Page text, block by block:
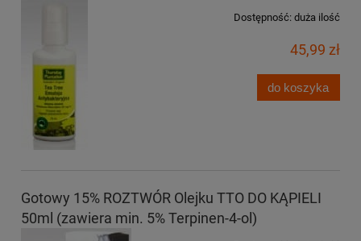
Dostępność: duża ilość
45,99 zł
do koszyka
Gotowy 15% ROZTWÓR Olejku TTO DO KĄPIELI
50ml (zawiera min. 5% Terpinen-4-ol)